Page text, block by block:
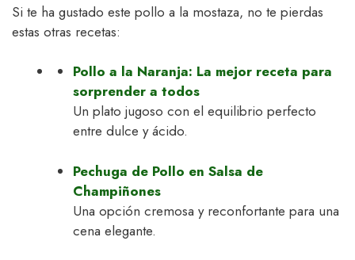
Si te ha gustado este pollo a la mostaza, no te pierdas
estas otras recetas:
Pollo a la Naranja: La mejor receta para
sorprender a todos
Un plato jugoso con el equilibrio perfecto
entre dulce y ácido.
Pechuga de Pollo en Salsa de
Champiñones
Una opción cremosa y reconfortante para una
cena elegante.